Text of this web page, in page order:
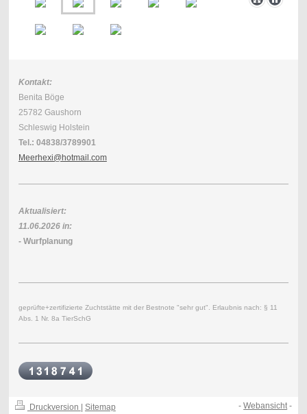
Kontakt:
Benita Böge
25782 Gaushorn
Schleswig Holstein
Tel.: 04838/3789901
Meerhexi@hotmail.com
Aktualisiert:
11.06.2026 in:
- Wurfplanung
geprüfte+zertifizierte Zuchtstätte mit der Bestnote "sehr gut". Erlaubnis nach: § 11
Abs. 1 Nr. 8a TierSchG
Druckversion | Sitemap
-Webansicht -